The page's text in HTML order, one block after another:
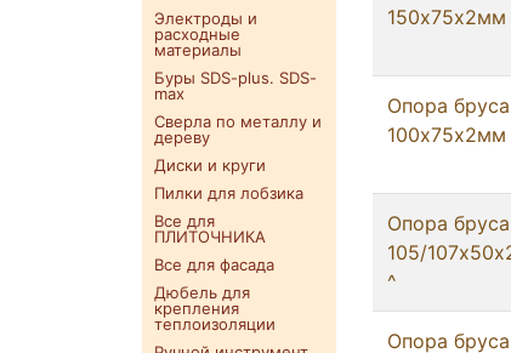
Электроды и
расходные
материалы
Буры SDS-plus. SDS-
max
Сверла по металлу и
дереву
Диски и круги
Пилки для лобзика
Все для
ПЛИТОЧНИКА
Все для фасада
Дюбель для
крепления
теплоизоляции
Опора
100х75х2мм
Опора
105/
^
Опора